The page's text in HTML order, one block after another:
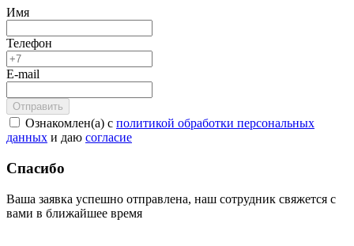
Имя
Телефон
E-mail
Ознакомлен(а) с политикой обработки персональных
данных и даю согласие
Спасибо
Ваша заявка успешно отправлена, наш сотрудник свяжется с
вами в ближайшее время